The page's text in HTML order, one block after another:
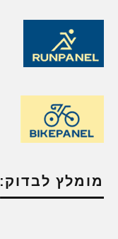
מומלץ לבדוק: